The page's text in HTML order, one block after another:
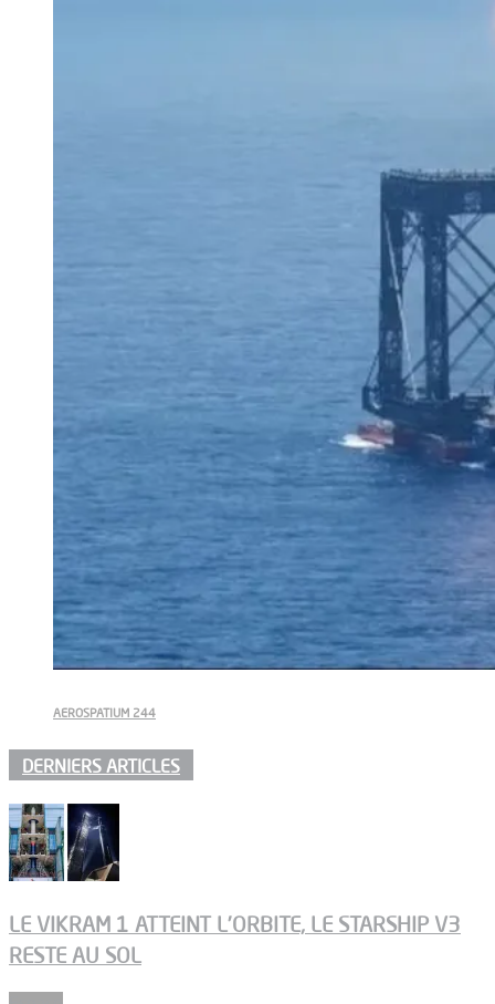
AEROSPATIUM 244
DERNIERS ARTICLES
LE VIKRAM 1 ATTEINT L’ORBITE, LE STARSHIP V3
RESTE AU SOL